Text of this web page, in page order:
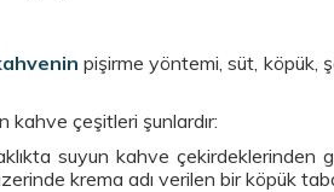
pişirme yöntemi, süt, köpük,
kahve çeşitleri şunlardır:
suyun kahve
krema adı verilen bir köpük